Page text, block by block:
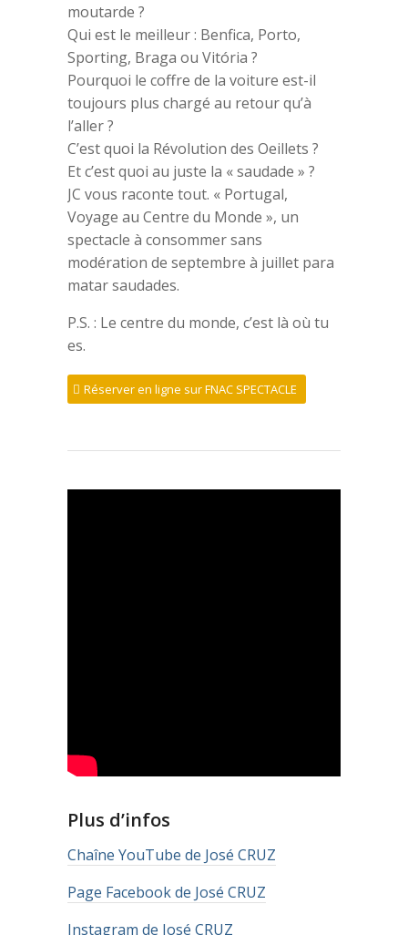
moutarde ?
Qui est le meilleur : Benfica, Porto,
Sporting, Braga ou Vitória ?
Pourquoi le coffre de la voiture est-il
toujours plus chargé au retour qu’à
l’aller ?
C’est quoi la Révolution des Oeillets ?
Et c’est quoi au juste la « saudade » ?
JC vous raconte tout. « Portugal,
Voyage au Centre du Monde », un
spectacle à consommer sans
modération de septembre à juillet para
matar saudades.
P.S. : Le centre du monde, c’est là où tu
es.
Réserver en ligne sur FNAC SPECTACLE
Plus d’infos
Chaîne YouTube de José CRUZ
Page Facebook de José CRUZ
Instagram de José CRUZ